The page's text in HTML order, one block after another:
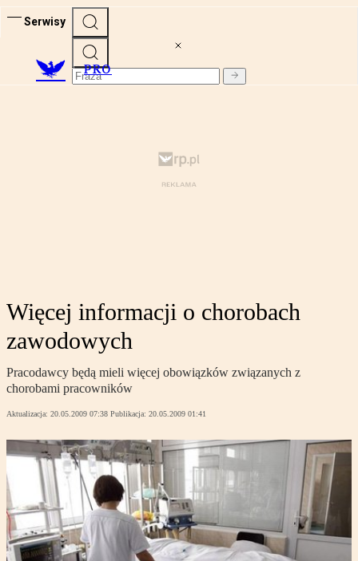
Serwisy
PRO
Więcej informacji o chorobach
zawodowych
Pracodawcy będą mieli więcej obowiązków związanych z
chorobami pracowników
Aktualizacja: 20.05.2009 07:38 Publikacja: 20.05.2009 01:41